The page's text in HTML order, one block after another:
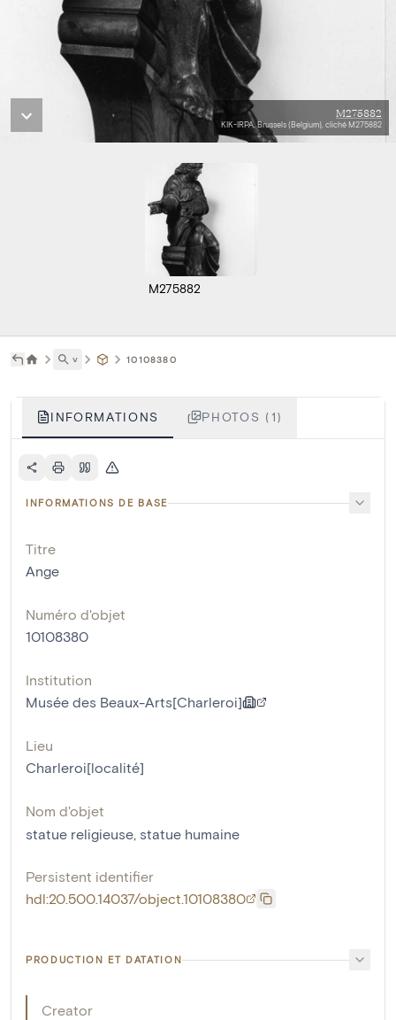
M275882
KIK-IRPA, Brussels (Belgium), cliché M275882
M275882
˅ 10108380
INFORMATIONS PHOTOS (1)
INFORMATIONS DE BASE
Titre
Ange
Numéro d'objet
10108380
Institution
Musée des Beaux-Arts[Charleroi]
Lieu
Charleroi[localité]
Nom d'objet
statue religieuse, statue humaine
Persistent identifier
hdl:20.500.14037/object.10108380
PRODUCTION ET DATATION
Creator